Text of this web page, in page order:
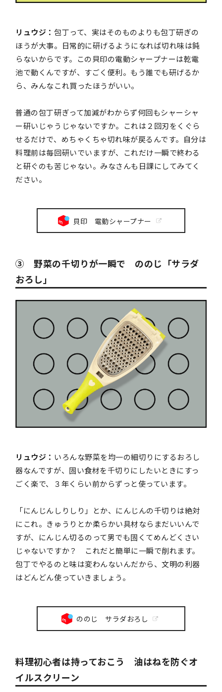
リュウジ： 包丁って、実はそのものよりも包丁研ぎの
ほうが大事。日常的に研げるようになれば切れ味は鈍
らないからです。この貝印の電動シャープナーは乾電
池で動くんですが、すごく便利。もう誰でも研げるか
ら、みんなこれ買ったほうがいい。
普通の包丁研ぎって加減がわからず何回もシャーシャ
ー研いじゃうじゃないですか。これは２回刃をくぐら
せるだけで、めちゃくちゃ切れ味が戻るんです。自分は
料理前は毎回研いでいますが、これだけ一瞬で終わる
と研ぐのも苦じゃない。みなさんも日課にしてみてく
ださい。
貝印 電動シャープナー
③ 野菜の千切りが一瞬で ののじ「サラダ
おろし」
リュウジ： いろんな野菜を均一の細切りにするおろし
器なんですが、固い食材を千切りにしたいときにすっ
ごく楽で、３年くらい前からずっと使っています。
「にんじんしりしり」とか、にんじんの千切りは絶対
にこれ。きゅうりとか柔らかい具材ならまだいいんで
すが、にんじん切るのって男でも固くてめんどくさい
じゃないですか？ これだと簡単に一瞬で削れます。
包丁でやるのと味は変わんないんだから、文明の利器
はどんどん使っていきましょう。
ののじ サラダおろし
料理初心者は持っておこう 油はねを防ぐオ
イルスクリーン